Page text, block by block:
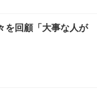
を回顧「大事な人が